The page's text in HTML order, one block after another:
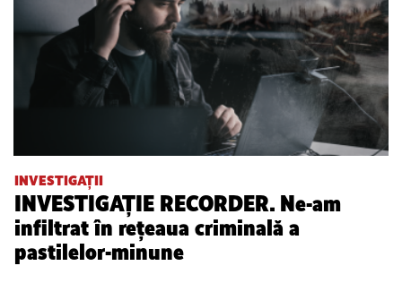
INVESTIGAȚII
INVESTIGAȚIE RECORDER. Ne-am
infiltrat în rețeaua criminală a
pastilelor-minune